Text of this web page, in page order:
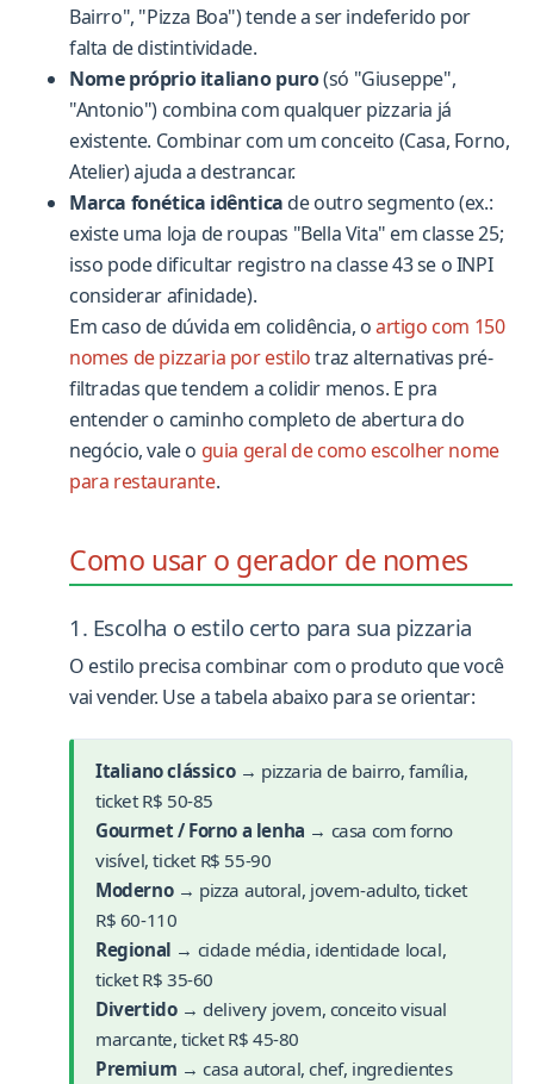
Bairro", "Pizza Boa") tende a ser indeferido por
falta de distintividade.
Nome próprio italiano puro(só "Giuseppe",
"Antonio") combina com qualquer pizzaria já
existente. Combinar com um conceito (Casa, Forno,
Atelier) ajuda a destrancar.
Marca fonética idênticade outro segmento (ex.:
existe uma loja de roupas "Bella Vita" em classe 25;
isso pode dificultar registro na classe 43 se o INPI
considerar afinidade).
Em caso de dúvida em colidência, oartigo com 150
nomes de pizzaria por estilotraz alternativas pré-
filtradas que tendem a colidir menos. E pra
entender o caminho completo de abertura do
negócio, vale o guia geral de como escolher nome
para restaurante.
Como usar o gerador de nomes
1. Escolha o estilo certo para sua pizzaria
O estilo precisa combinar com o produto que você
vai vender. Use a tabela abaixo para se orientar:
Italiano clássico→ pizzaria de bairro, família,
ticket R$ 50-85
Gourmet / Forno a lenha → casa com forno
visível, ticket R$ 55-90
Moderno→ pizza autoral, jovem-adulto, ticket
R$ 60-110
Regional → cidade média, identidade local,
ticket R$ 35-60
Divertido→ delivery jovem, conceito visual
marcante, ticket R$ 45-80
Premium → casa autoral, chef, ingredientes